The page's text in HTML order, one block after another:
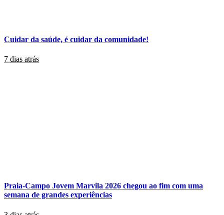
Cuidar da saúde, é cuidar da comunidade!
7 dias atrás
Praia-Campo Jovem Marvila 2026 chegou ao fim com uma
semana de grandes experiências